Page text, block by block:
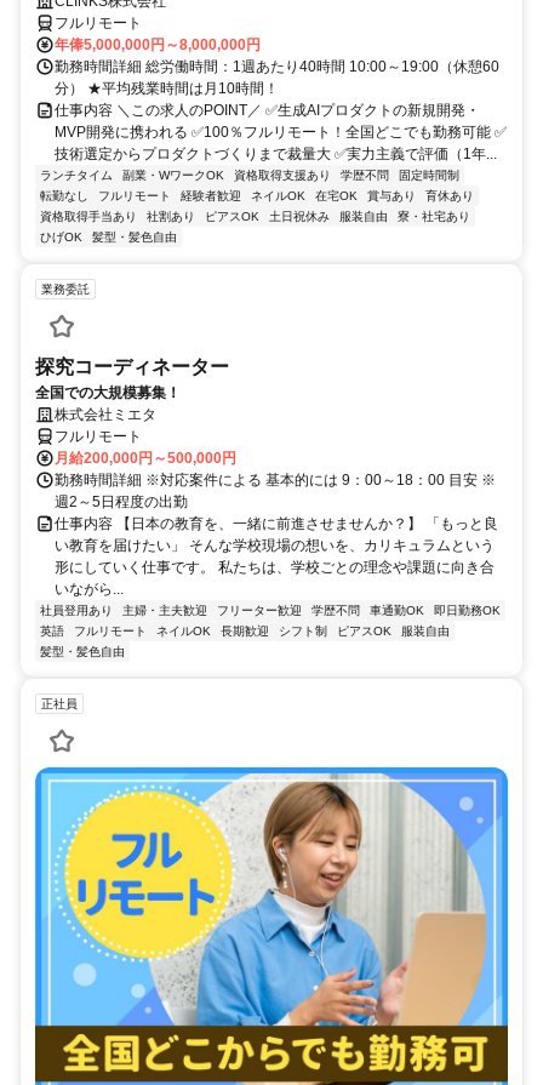
フルリモート
年俸5,000,000円～8,000,000円
勤務時間詳細 総労働時間：1週あたり40時間 10:00～19:00（休憩60
分） ★平均残業時間は月10時間！
仕事内容 ＼この求人のPOINT／ ✅生成AIプロダクトの新規開発・
MVP開発に携われる ✅100％フルリモート！全国どこでも勤務可能 ✅
技術選定からプロダクトづくりまで裁量大 ✅実力主義で評価（1年...
ランチタイム 副業・WワークOK 資格取得支援あり 学歴不問
固定時間制
転勤なし
フルリモート 経験者歓迎 ネイルOK 在宅OK 賞与あり
育休あり
資格取得手当あり
社割あり ピアスOK 土日祝休み 服装自由
寮・社宅あり
ひげOK
髪型・髪色自由
業務委託
探究コーディネーター
全国での大規模募集！
株式会社ミエタ
フルリモート
月給200,000円～500,000円
勤務時間詳細 ※対応案件による 基本的には 9：00～18：00 目安 ※
週2～5日程度の出勤
仕事内容 【日本の教育を、一緒に前進させませんか？】 「もっと良
い教育を届けたい」 そんな学校現場の想いを、カリキュラムという
形にしていく仕事です。 私たちは、学校ごとの理念や課題に向き合
いながら...
社員登用あり 主婦・主夫歓迎 フリーター歓迎 学歴不問 車通勤OK
即日勤務OK
英語
フルリモート ネイルOK 長期歓迎 シフト制 ピアスOK
服装自由
髪型・髪色自由
正社員